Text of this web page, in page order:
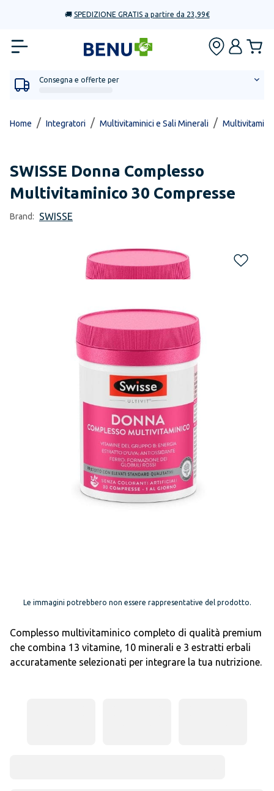
🚚 SPEDIZIONE GRATIS a partire da 23,99€
Consegna e offerte per
Home / Integratori / Multivitaminici e Sali Minerali /
SWISSE Donna Complesso
Multivitaminico 30 Compresse
Brand: SWISSE
Le immagini potrebbero non essere rappresentative del prodotto.
Complesso multivitaminico completo di qualità premium
che combina 13 vitamine, 10 minerali e 3 estratti erbali
accuratamente selezionati per integrare la tua nutrizione.